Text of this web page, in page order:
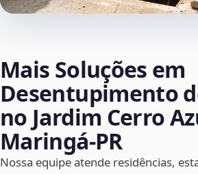
Mais Soluções em
Desentupimento
no Jardim Cerro
Maringá‑PR
Nossa equipe atende residências,